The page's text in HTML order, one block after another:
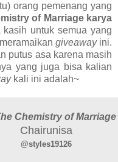
orang pemenang yang
of Marriage karya
kasih untuk semua yang
giveawayini.
putus asa karena masih
yang juga bisa kalian
kali ini adalah~
Chemistry of Marriage
Chairunisa
@styles19126